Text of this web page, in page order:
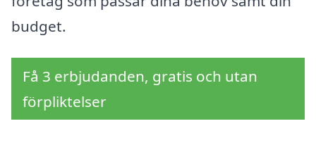
budget.
Få 3 erbjudanden, gratis och utan
förpliktelser